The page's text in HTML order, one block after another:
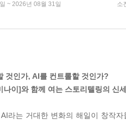
~ 2026년 08월 31일 소
것인가, AI를 컨트롤할 것인가?
나이]와 함께 여는 스토리텔링의 신
라는 거대한 변화의 해일이 창작